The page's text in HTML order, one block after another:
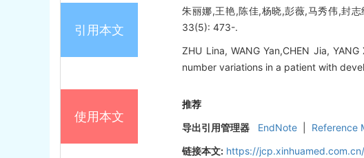
引用本文
朱丽娜,王艳,陈佳,杨晓,彭薇,马秀伟,封
33(5): 473-.
ZHU Lina, WANG Yan,CHEN Jia,
number variations in a patient with
使用本文
推荐
导出引用管理器
EndNote Reference
链接本文: https://